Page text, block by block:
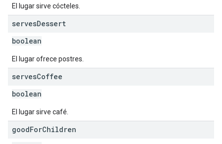
El lugar sirve cócteles.
servesDessert
boolean
El lugar ofrece postres.
servesCoffee
boolean
El lugar sirve café.
goodForChildren